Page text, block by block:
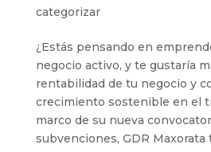
categorizar
¿Estás pensando en
negocio activo, y te gustaría
rentabilidad de tu negocio y
crecimiento sostenible en el
marco de su nueva
subvenciones, GDR Maxorata